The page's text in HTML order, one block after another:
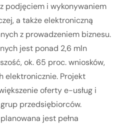
podjęciem i wykonywaniem
a także elektroniczną
z prowadzeniem biznesu.
jest ponad 2,6 mln
ok. 65 proc. wniosków,
elektronicznie. Projekt
oferty e-usług i
przedsiębiorców.
jest pełna